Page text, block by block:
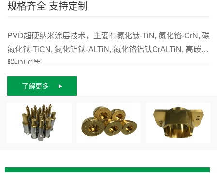
规格齐全 支持定制
PVD超硬纳米涂层技术，主要有氮化钛-TiN, 氮化铬-CrN, 碳
氮化钛-TiCN, 氮化铝钛-ALTiN, 氮化铬铝钛CrALTiN, 高碳
膜-DLC等。
了解更多